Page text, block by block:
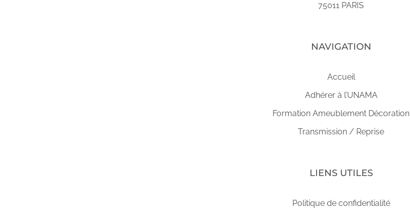
75011 PARIS
NAVIGATION
Accueil
Adhérer à l’UNAMA
Formation Ameublement Décoration
Transmission / Reprise
LIENS UTILES
Politique de confidentialité